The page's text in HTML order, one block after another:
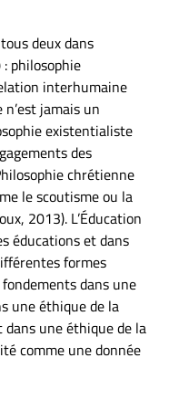
deux dans
philosophie
interhumaine
jamais un
existentialiste
des
chrétienne
le scoutisme ou la
2013). L’Éducation
éducations et dans
formes
dans une
une éthique de la
une éthique de la
comme une donnée